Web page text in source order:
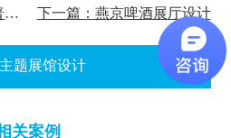
上一篇：中广核核能科普展览馆 下一篇：燕京啤酒展厅设计
题展馆设计
关案例